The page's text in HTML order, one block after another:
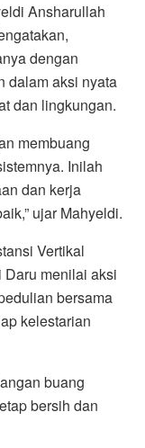
Ansharullah
dengan
dalam aksi nyata
dan lingkungan.
membuang
Inilah
dan kerja
ujar Mahyeldi.
Vertikal
Daru menilai aksi
bersama
kelestarian
buang
bersih dan